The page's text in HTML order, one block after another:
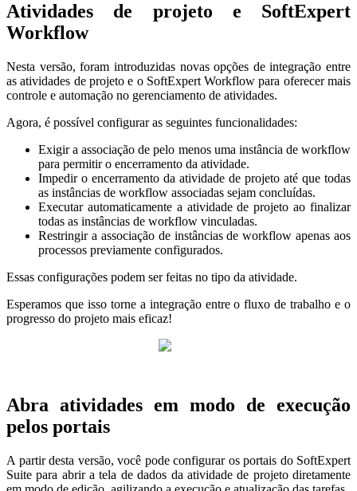
Atividades de projeto e SoftExpert
Workflow
Nesta versão, foram introduzidas novas opções de integração entre
as atividades de projeto e o SoftExpert Workflow para oferecer mais
controle e automação no gerenciamento de atividades.
Agora, é possível configurar as seguintes funcionalidades:
Exigir a associação de pelo menos uma instância de workflow
para permitir o encerramento da atividade.
Impedir o encerramento da atividade de projeto até que todas
as instâncias de workflow associadas sejam concluídas.
Executar automaticamente a atividade de projeto ao finalizar
todas as instâncias de workflow vinculadas.
Restringir a associação de instâncias de workflow apenas aos
processos previamente configurados.
Essas configurações podem ser feitas no tipo da atividade.
Esperamos que isso torne a integração entre o fluxo de trabalho e o
progresso do projeto mais eficaz!
Abra atividades em modo de execução
pelos portais
A partir desta versão, você pode configurar os portais do SoftExpert
Suite para abrir a tela de dados da atividade de projeto diretamente